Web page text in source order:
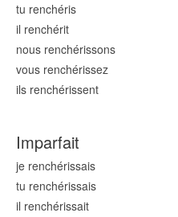
tu renchéris
il renchérit
nous renchérissons
vous renchérissez
ils renchérissent
Imparfait
je renchérissais
tu renchérissais
il renchérissait